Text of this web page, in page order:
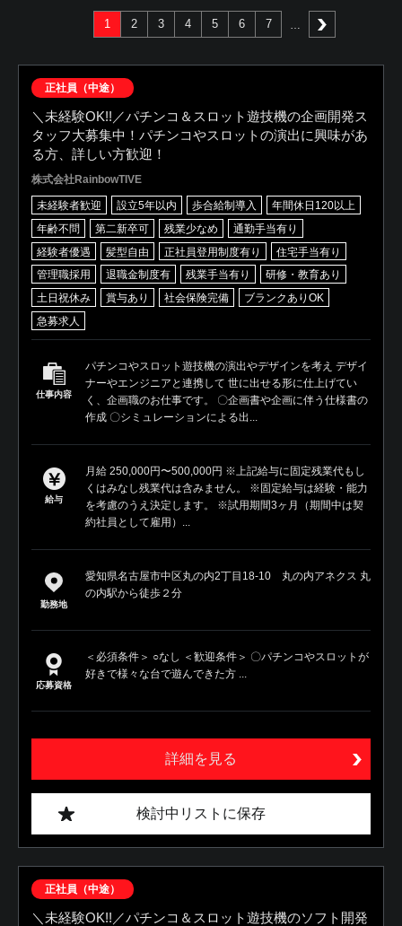
1 2 3 4 5 6 7
正社員（中途）
＼未経験OK!!／パチンコ＆スロット遊技機の企画開発ス
タッフ大募集中！パチンコやスロットの演出に興味があ
る方、詳しい方歓迎！
株式会社RainbowTIVE
未経験者歓迎 設立5年以内 歩合給制導入
年間休日120以上
年齢不問
第二新卒可 残業少なめ
通勤手当有り
経験者優遇
髪型自由 正社員登用制度有り
住宅手当有り
管理職採用
退職金制度有 残業手当有り
研修・教育あり
土日祝休み
賞与あり 社会保険完備
ブランクありOK
急募求人
仕事内容
パチンコやスロット遊技機の演出やデザインを考え デザイ
ナーやエンジニアと連携して 世に出せる形に仕上げてい
く、企画職のお仕事です。 〇企画書や企画に伴う仕様書の
作成 〇シミュレーションによる出...
給与
月給 250,000円〜500,000円 ※上記給与に固定残業代もし
くはみなし残業代は含みません。 ※固定給与は経験・能力
を考慮のうえ決定します。 ※試用期間3ヶ月（期間中は契
約社員として雇用）...
勤務地
愛知県名古屋市中区丸の内2丁目18-10 丸の内アネクス 丸
の内駅から徒歩２分
応募資格
＜必須条件＞ ○なし ＜歓迎条件＞ 〇パチンコやスロットが
好きで様々な台で遊んできた方 ...
詳細を見る
検討中リストに保存
正社員（中途）
＼未経験OK!!／パチンコ＆スロット遊技機のソフト開発